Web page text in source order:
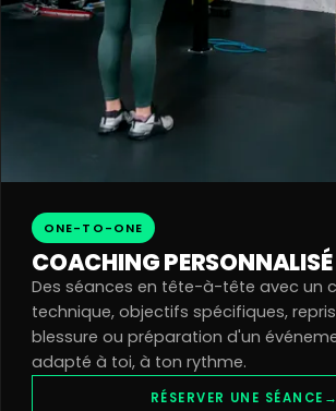
ONE-TO-ONE
COACHING PERSONNALISÉ
Des séances en tête-à-tête avec un
technique, objectifs spécifiques,
blessure ou préparation d'un
adapté à toi, à ton rythme.
RÉSERVER UNE SÉANCE →